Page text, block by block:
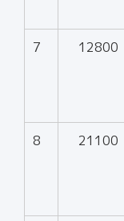
7 12800
8 21100